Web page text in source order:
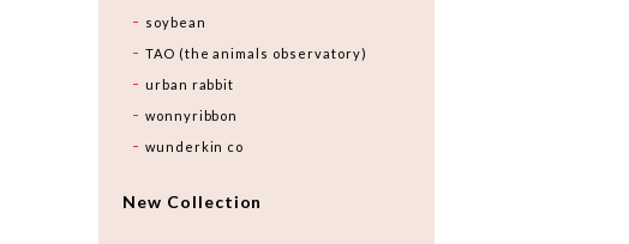
soybean
TAO (the animals observatory)
urban rabbit
wonnyribbon
wunderkin co
New Collection